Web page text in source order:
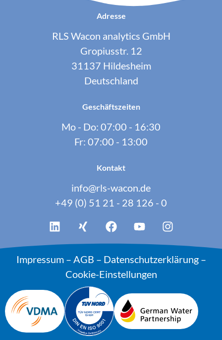
Adresse
RLS Wacon analytics GmbH
Gropiusstr. 12
31137 Hildesheim
Deutschland
Geschäftszeiten
Mo - Do: 07:00 - 16:30
Fr: 07:00 - 13:00
Kontakt
info@rls-wacon.de
+49 (0) 51 21 - 28 126 - 0
Impressum– AGB – Datenschutzerklärung–
Cookie-Einstellungen